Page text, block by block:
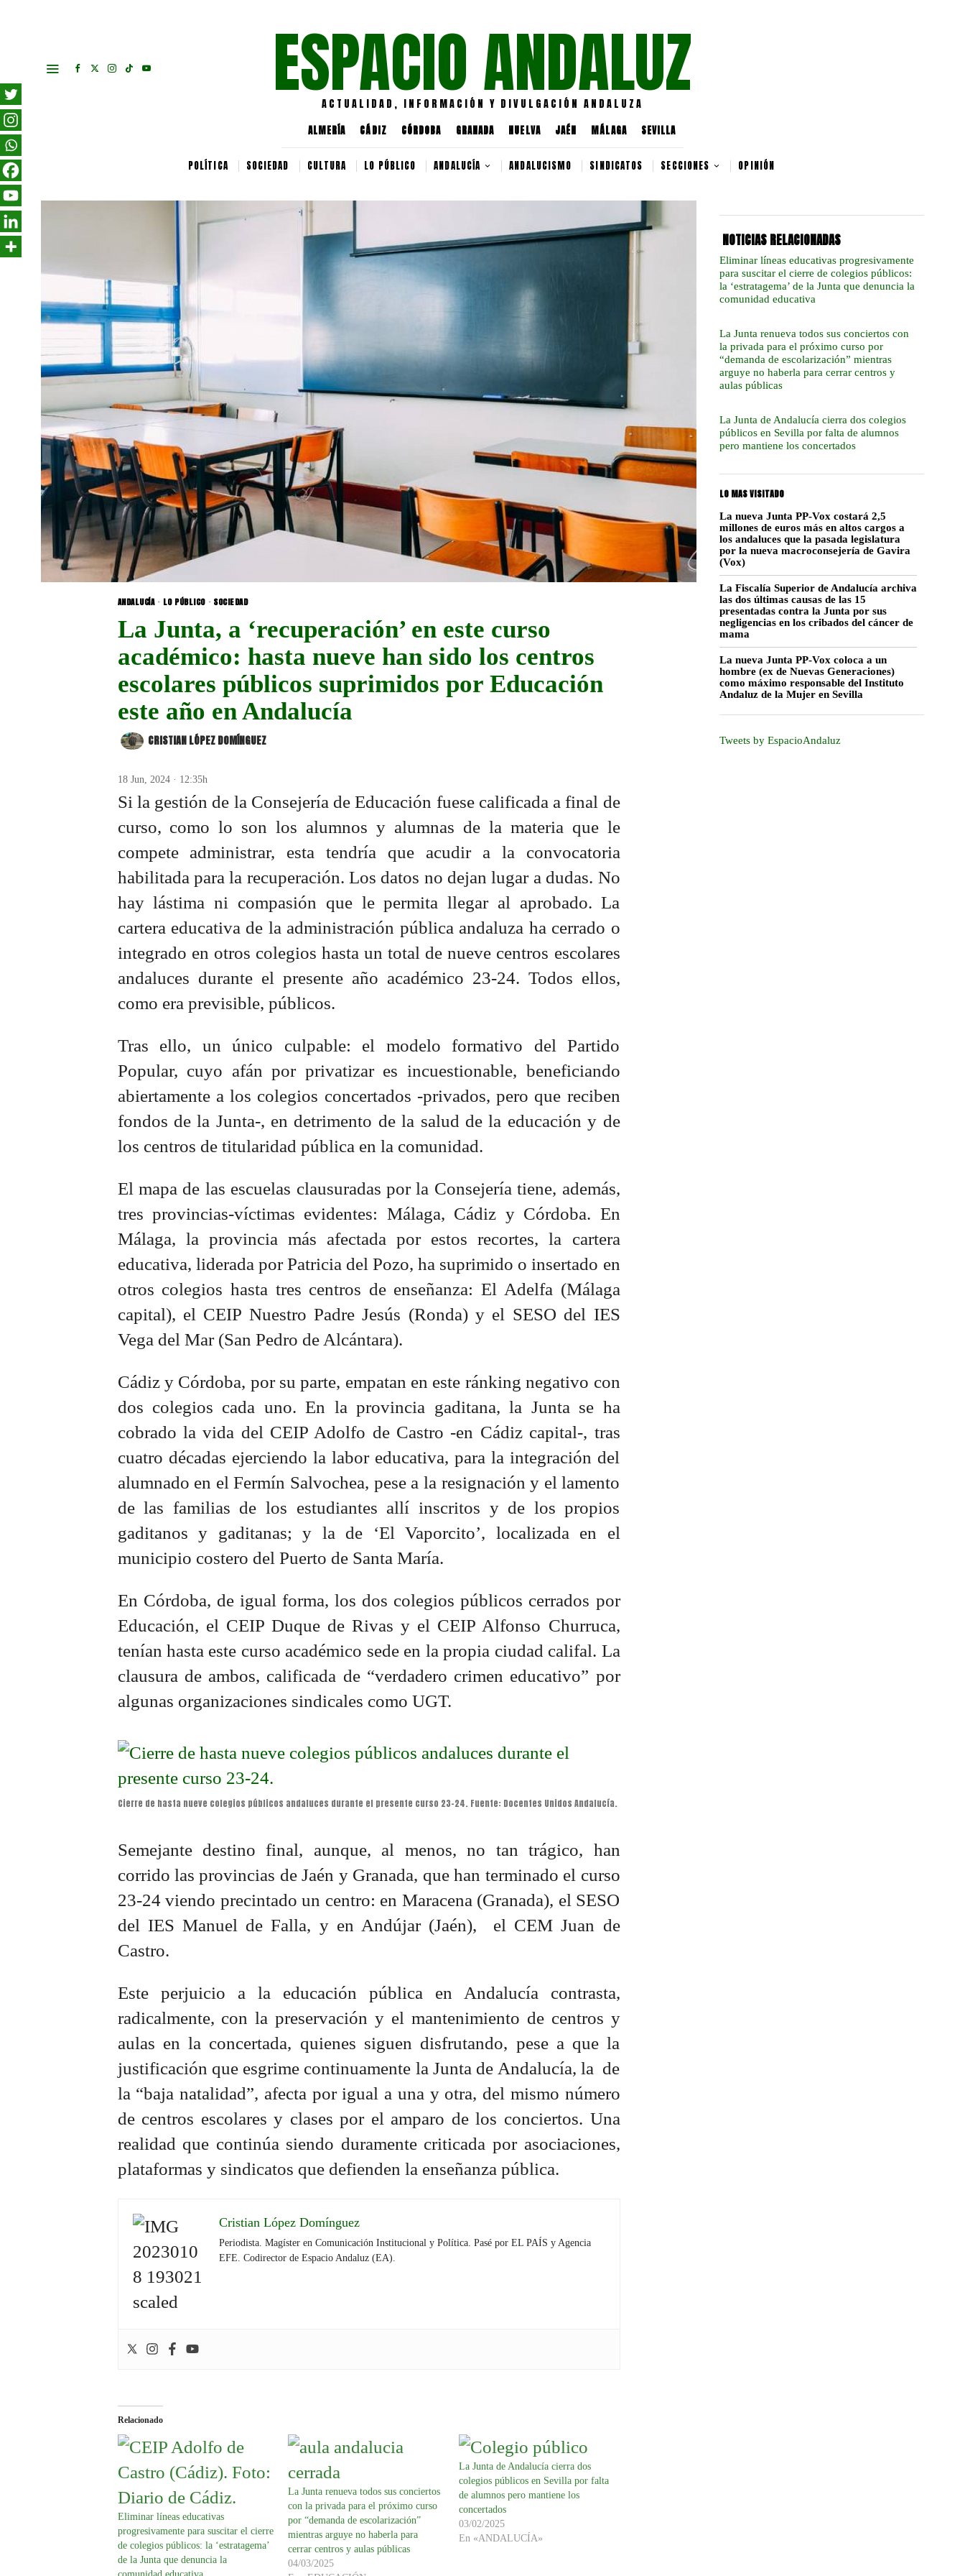
ESPACIO ANDALUZ
ACTUALIDAD, INFORMACIÓN Y DIVULGACIÓN ANDALUZA
ALMERÍA CÁDIZ CÓRDOBA GRANADA HUELVA JAÉN MÁLAGA SEVILLA
POLÍTICA SOCIEDAD CULTURA LO PÚBLICO ANDALUCÍA ANDALUCISMO SINDICATOS SECCIONES OPINIÓN
ANDALUCÍA · LO PÚBLICO · SOCIEDAD
La Junta, a ‘recuperación’ en este curso
académico: hasta nueve han sido los centros
escolares públicos suprimidos por Educación
este año en Andalucía
CRISTIAN LÓPEZ DOMÍNGUEZ
18 Jun, 2024 · 12:35h
Si la gestión de la Consejería de Educación fuese calificada a final de
curso, como lo son los alumnos y alumnas de la materia que le
compete administrar, esta tendría que acudir a la convocatoria
habilitada para la recuperación. Los datos no dejan lugar a dudas. No
hay lástima ni compasión que le permita llegar al aprobado. La
cartera educativa de la administración pública andaluza ha cerrado o
integrado en otros colegios hasta un total de nueve centros escolares
andaluces durante el presente año académico 23-24. Todos ellos,
como era previsible, públicos.
Tras ello, un único culpable: el modelo formativo del Partido
Popular, cuyo afán por privatizar es incuestionable, beneficiando
abiertamente a los colegios concertados -privados, pero que reciben
fondos de la Junta-, en detrimento de la salud de la educación y de
los centros de titularidad pública en la comunidad.
El mapa de las escuelas clausuradas por la Consejería tiene, además,
tres provincias-víctimas evidentes: Málaga, Cádiz y Córdoba. En
Málaga, la provincia más afectada por estos recortes, la cartera
educativa, liderada por Patricia del Pozo, ha suprimido o insertado en
otros colegios hasta tres centros de enseñanza: El Adelfa (Málaga
capital), el CEIP Nuestro Padre Jesús (Ronda) y el SESO del IES
Vega del Mar (San Pedro de Alcántara).
Cádiz y Córdoba, por su parte, empatan en este ránking negativo con
dos colegios cada uno. En la provincia gaditana, la Junta se ha
cobrado la vida del CEIP Adolfo de Castro -en Cádiz capital-, tras
cuatro décadas ejerciendo la labor educativa, para la integración del
alumnado en el Fermín Salvochea, pese a la resignación y el lamento
de las familias de los estudiantes allí inscritos y de los propios
gaditanos y gaditanas; y la de ‘El Vaporcito’, localizada en el
municipio costero del Puerto de Santa María.
En Córdoba, de igual forma, los dos colegios públicos cerrados por
Educación, el CEIP Duque de Rivas y el CEIP Alfonso Churruca,
tenían hasta este curso académico sede en la propia ciudad califal. La
clausura de ambos, calificada de “verdadero crimen educativo” por
algunas organizaciones sindicales como UGT.
Cierre de hasta nueve colegios públicos andaluces durante el presente curso 23-24. Fuente: Docentes Unidos Andalucía.
Semejante destino final, aunque, al menos, no tan trágico, han
corrido las provincias de Jaén y Granada, que han terminado el curso
23-24 viendo precintado un centro: en Maracena (Granada), el SESO
del IES Manuel de Falla, y en Andújar (Jaén), el CEM Juan de
Castro.
Este perjuicio a la educación pública en Andalucía contrasta,
radicalmente, con la preservación y el mantenimiento de centros y
aulas en la concertada, quienes siguen disfrutando, pese a que la
justificación que esgrime continuamente la Junta de Andalucía, la de
la “baja natalidad”, afecta por igual a una y otra, del mismo número
de centros escolares y clases por el amparo de los conciertos. Una
realidad que continúa siendo duramente criticada por asociaciones,
plataformas y sindicatos que defienden la enseñanza pública.
Cristian López Domínguez
Periodista. Magíster en Comunicación Institucional y Política. Pasé por EL PAÍS y Agencia
EFE. Codirector de Espacio Andaluz (EA).
Relacionado
Eliminar líneas educativas
progresivamente para suscitar el cierre
de colegios públicos: la ‘estratagema’
de la Junta que denuncia la
La Junta renueva todos sus conciertos
con la privada para el próximo curso
por “demanda de escolarización”
mientras arguye no haberla para
cerrar centros y aulas públicas
04/03/2025
La Junta de Andalucía cierra dos
colegios públicos en Sevilla por falta
de alumnos pero mantiene los
concertados
03/02/2025
En «ANDALUCÍA»
NOTICIAS RELACIONADAS
Eliminar líneas educativas progresivamente
para suscitar el cierre de colegios públicos:
la ‘estratagema’ de la Junta que denuncia la
comunidad educativa
La Junta renueva todos sus conciertos con
la privada para el próximo curso por
“demanda de escolarización” mientras
arguye no haberla para cerrar centros y
aulas públicas
La Junta de Andalucía cierra dos colegios
públicos en Sevilla por falta de alumnos
pero mantiene los concertados
LO MAS VISITADO
La nueva Junta PP-Vox costará 2,5
millones de euros más en altos cargos a
los andaluces que la pasada legislatura
por la nueva macroconsejería de Gavira
(Vox)
La Fiscalía Superior de Andalucía archiva
las dos últimas causas de las 15
presentadas contra la Junta por sus
negligencias en los cribados del cáncer de
mama
La nueva Junta PP-Vox coloca a un
hombre (ex de Nuevas Generaciones)
como máximo responsable del Instituto
Andaluz de la Mujer en Sevilla
Tweets by EspacioAndaluz